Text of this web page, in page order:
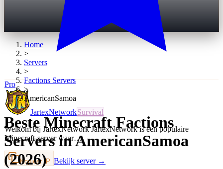
Pro
JartexNetworkSurvival
Welkom bij JartexNetwork JartexNetwork is een populaire
Minecraft-server waar…
Kopieer IP Bekijk server →
Home
>
Servers
>
FactionsServers
>
AmericanSamoa
Beste Minecraft Factions
Servers in AmericanSamoa
(2026)